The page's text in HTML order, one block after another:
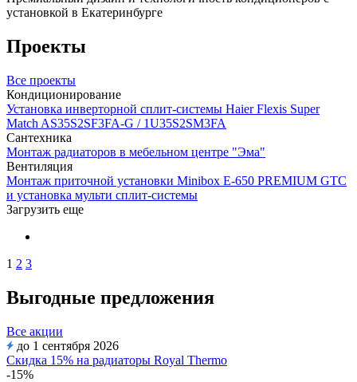
установкой в Екатеринбурге
Проекты
Все проекты
Кондиционирование
Установка инверторной сплит-системы Haier Flexis Super
Match AS35S2SF3FA-G / 1U35S2SM3FA
Сантехника
Монтаж радиаторов в мебельном центре "Эма"
Вентиляция
Монтаж приточной установки Minibox E-650 PREMIUM GTC
и установка мульти сплит-системы
Загрузить еще
1 2 3
Выгодные предложения
Все акции
до 1 сентября 2026
Скидка 15% на радиаторы Royal Thermo
-15%